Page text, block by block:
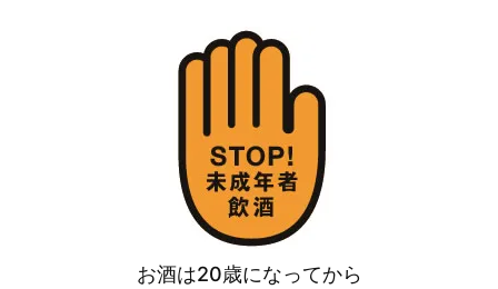
お酒は20歳になってから